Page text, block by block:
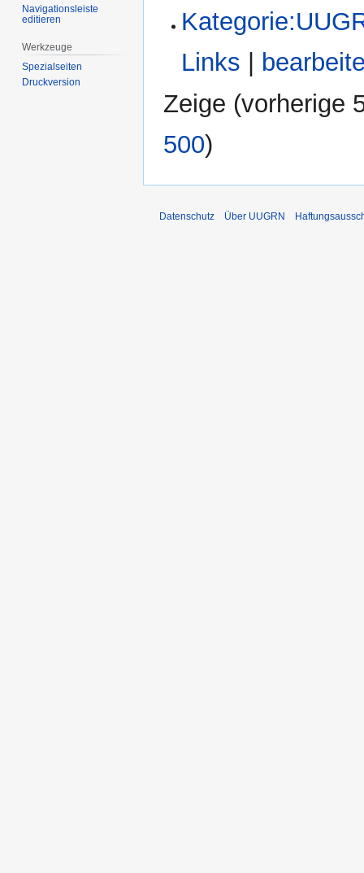
Links
Zeige (vorherige
500)
Navigationsleiste
editieren
Werkzeuge
Spezialseiten
Druckversion
Datenschutz Über UUGRN